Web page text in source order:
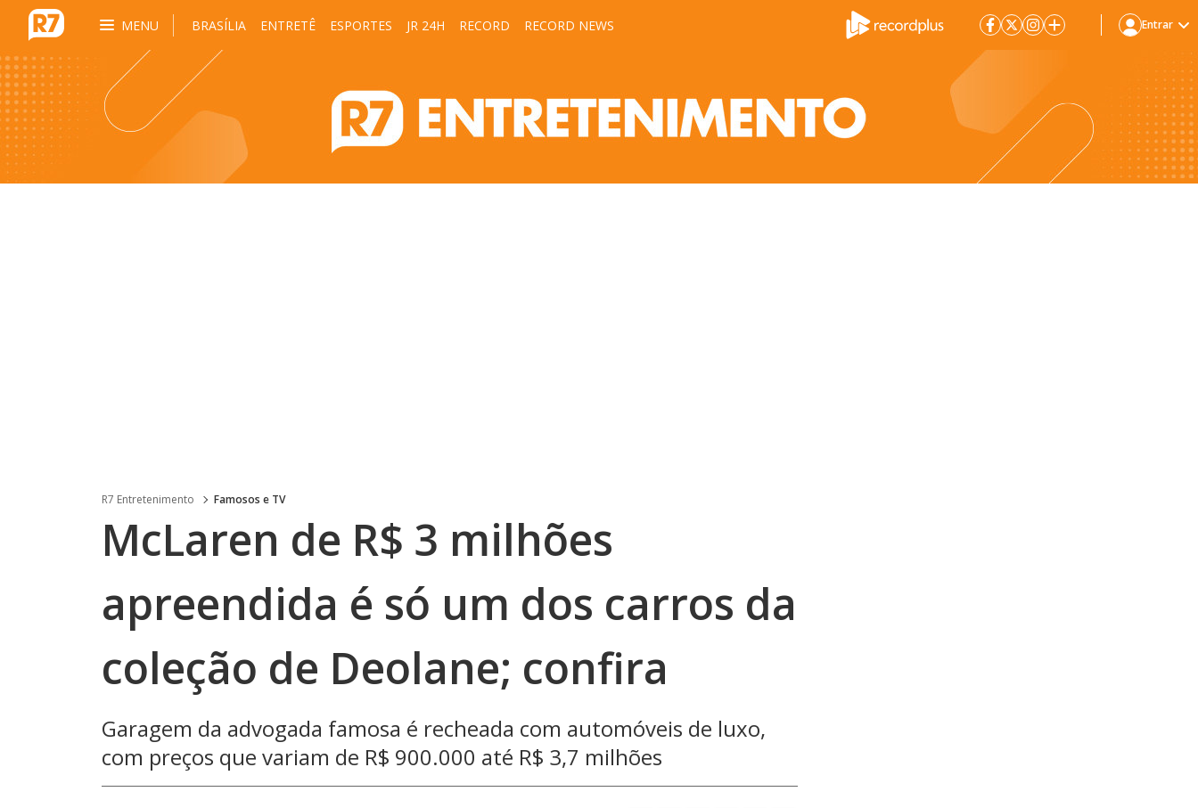
MENU BRASÍLIA ENTRETÊ ESPORTES JR 24H RECORD RECORD NEWS Entrar
R7 Entretenimento Famosos e TV
McLaren de R$ 3 milhões
apreendida é só um dos carros da
coleção de Deolane; confira
Garagem da advogada famosa é recheada com automóveis de luxo,
com preços que variam de R$ 900.000 até R$ 3,7 milhões